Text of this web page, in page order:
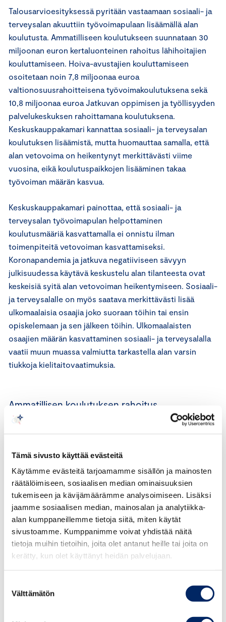
Tämä sivusto käyttää evästeitä
Käytämme evästeitä tarjoamamme sisällön ja mainosten
räätälöimiseen, sosiaalisen median ominaisuuksien
tukemiseen ja kävijämäärämme analysoimiseen. Lisäksi
jaamme sosiaalisen median, mainosalan ja analytiikka-
alan kumppaneillemme tietoja siitä, miten käytät
sivustoamme. Kumppanimme voivat yhdistää näitä
tietoja muihin tietoihin, joita olet antanut heille tai joita on
kerätty, kun olet käyttänyt heidän palvelujaan.
valinta
Välttämätön
Talousarvioesityksessä pyritään vastaamaan sosiaali- ja
terveysalan akuuttiin työvoimapulaan lisäämällä alan
koulutusta. Ammatilliseen koulutukseen suunnataan 30
miljoonan euron kertaluonteinen rahoitus lähihoitajien
kouluttamiseen. Hoiva-avustajien kouluttamiseen
osoitetaan noin 7,8 miljoonaa euroa
valtionosuusrahoitteisena työvoimakoulutuksena sekä
10,8 miljoonaa euroa Jatkuvan oppimisen ja työllisyyden
palvelukeskuksen rahoittamana koulutuksena.
Keskuskauppakamari kannattaa sosiaali- ja terveysalan
koulutuksen lisäämistä, mutta huomauttaa samalla, että
alan vetovoima on heikentynyt merkittävästi viime
vuosina, eikä koulutuspaikkojen lisääminen takaa
työvoiman määrän kasvua.
Keskuskauppakamari painottaa, että sosiaali- ja
terveysalan työvoimapulan helpottaminen
koulutusmääriä kasvattamalla ei onnistu ilman
toimenpiteitä vetovoiman kasvattamiseksi.
Koronapandemia ja jatkuva negatiiviseen sävyyn
julkisuudessa käytävä keskustelu alan tilanteesta ovat
keskeisiä syitä alan vetovoiman heikentymiseen. Sosiaali-
ja terveysalalle on myös saatava merkittävästi lisää
ulkomaalaisia osaajia joko suoraan töihin tai ensin
opiskelemaan ja sen jälkeen töihin. Ulkomaalaisten
osaajien määrän kasvattaminen sosiaali- ja terveysalalla
vaatii muun muassa valmiutta tarkastella alan varsin
tiukkoja kielitaitovaatimuksia.
Ammatillisen koulutuksen rahoitus
vuoden 2022 varsinaisen talousarvion määräraha.
Keskuskauppakamari huomauttaa, että tosiasiassa
ammatillisen koulutuksen rahoitusasema ei parane vaan
se heikkenee lähes 20 miljoonalla eurolla. Vuoden 2022
loppuun päättyvät opettajien ja ohjaajien palkkaamiseen
osoitetut tulevaisuusinvestointirahat, joka tarkoittaa
tosiasiallisesti 70 miljoonan euron leikkausta
ammatillisen koulutuksen rahoitukseen. Tätä
kompensoidaan vahvistamalla perusrahoitusta 50
erittäin kannatettavana. Ammatillisen koulutuksen
kokonaisrahoitus näyttää vuotta 2022 suuremmalta, kun